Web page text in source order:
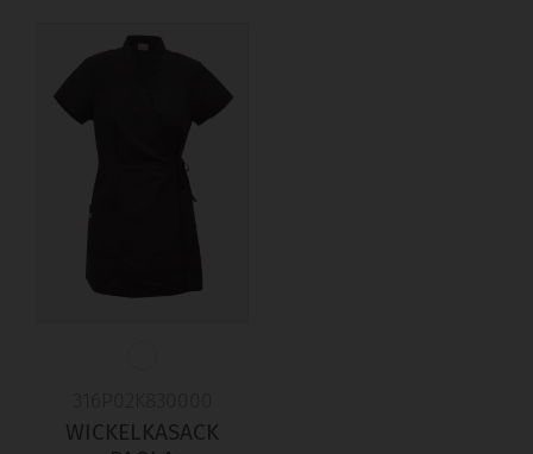
WICKELKASACK